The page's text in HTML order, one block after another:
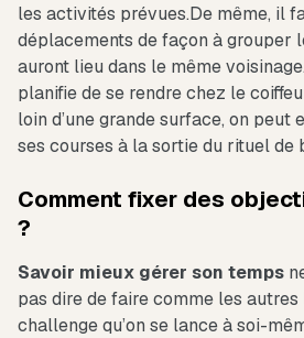
les activités prévues.De même, il
déplacements de façon à grouper
auront lieu dans le même
planifie de se rendre chez le
loin d’une grande surface, on
ses courses à la sortie du rituel de
Comment fixer des
?
Savoir mieux gérer son temps
pas dire de faire comme les autres
challenge qu’on se lance à soi-